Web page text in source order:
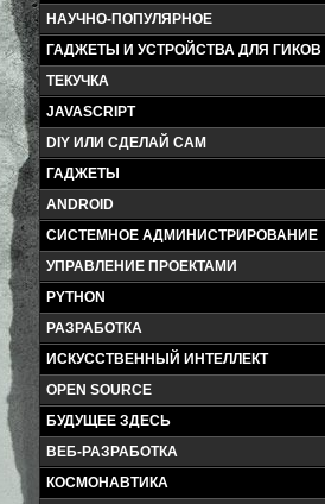
НАУЧНО-ПОПУЛЯРНОЕ
ГАДЖЕТЫ И УСТРОЙСТВА ДЛЯ ГИКОВ
ТЕКУЧКА
JAVASCRIPT
DIY ИЛИ СДЕЛАЙ САМ
ГАДЖЕТЫ
ANDROID
СИСТЕМНОЕ АДМИНИСТРИРОВАНИЕ
УПРАВЛЕНИЕ ПРОЕКТАМИ
PYTHON
РАЗРАБОТКА
ИСКУССТВЕННЫЙ ИНТЕЛЛЕКТ
OPEN SOURCE
БУДУЩЕЕ ЗДЕСЬ
ВЕБ-РАЗРАБОТКА
КОСМОНАВТИКА